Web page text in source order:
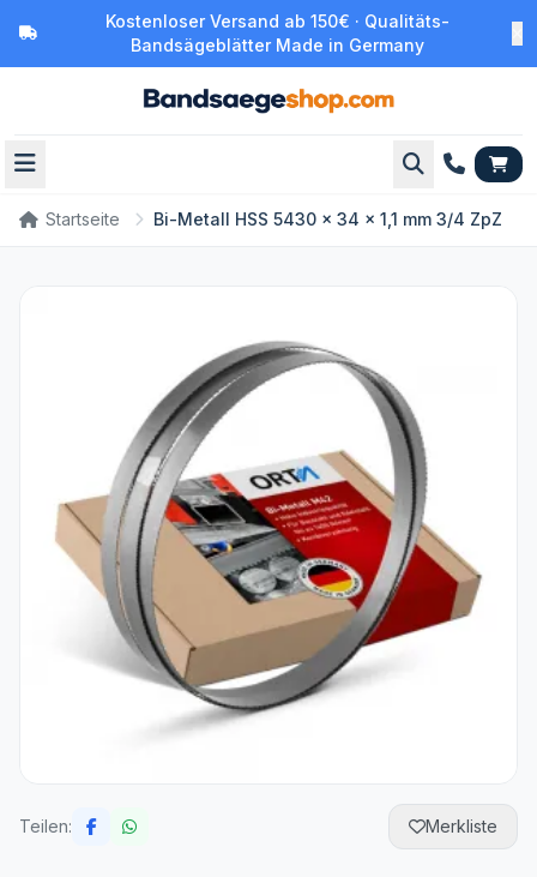
Kostenloser Versand ab 150€ · Qualitäts-
Bandsägeblätter Made in Germany
Startseite Bi-Metall HSS 5430 x 34 x 1,1 mm 3/4 ZpZ
Teilen: Merkliste